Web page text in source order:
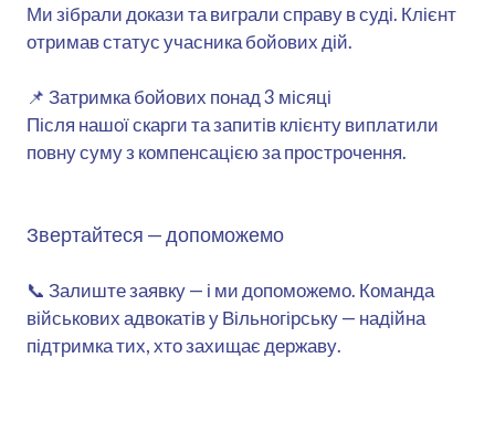
Ми зібрали докази та виграли справу в суді. Клієнт
отримав статус учасника бойових дій.
📌 Затримка бойових понад 3 місяці
Після нашої скарги та запитів клієнту виплатили
повну суму з компенсацією за прострочення.
Звертайтеся — допоможемо
📞 Залиште заявку — і ми допоможемо. Команда
військових адвокатів у Вільногірську — надійна
підтримка тих, хто захищає державу.